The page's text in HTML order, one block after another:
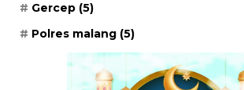
Gercep (5)
Polres malang (5)